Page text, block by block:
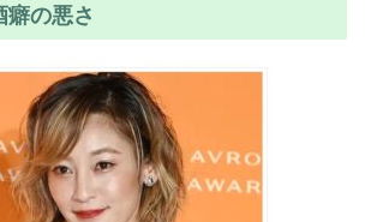
の悪さ